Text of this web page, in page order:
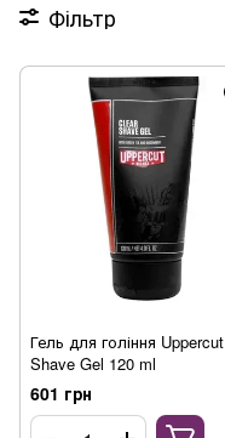
Фільтр
Гель для гоління Uppercut
Shave Gel 120 ml
601 грн